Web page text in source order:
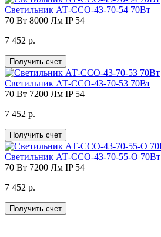
Светильник АТ-ССО-43-70-54 70Вт
70 Вт 8000 Лм IP 54
7 452 р.
Получить счет
Светильник АТ-ССО-43-70-53 70Вт
70 Вт 7200 Лм IP 54
7 452 р.
Получить счет
Светильник АТ-ССО-43-70-55-О 70Вт
70 Вт 7200 Лм IP 54
7 452 р.
Получить счет